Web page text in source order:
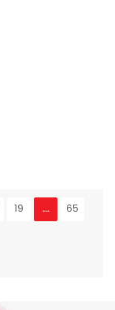
19 ... 65